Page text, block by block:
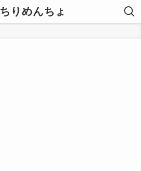
ちりめんちょ